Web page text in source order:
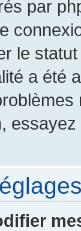
par
le
a été